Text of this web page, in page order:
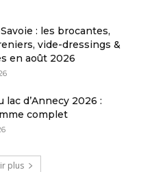
: les brocantes,
vide-dressings &
en août 2026
lac d’Annecy 2026 :
complet
plus